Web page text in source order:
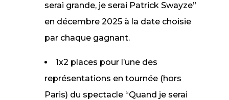
serai grande, je serai Patrick Swayze”
en décembre 2025 à la date choisie
par chaque gagnant.
1x2 places pour l’une des
représentations en tournée (hors
Paris) du spectacle “Quand je serai